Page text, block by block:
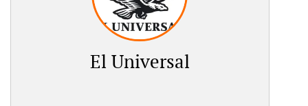
El Universal